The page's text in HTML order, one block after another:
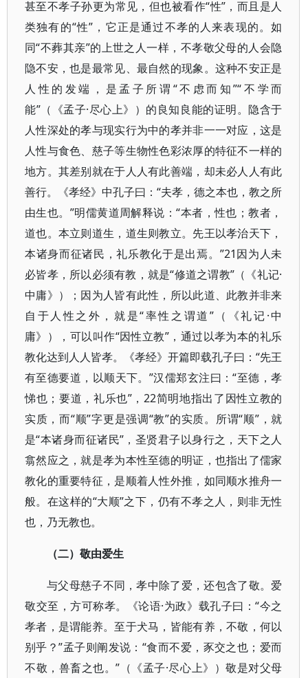
甚至不孝子孙更为常见，但也被看作“性”，而且是人
类独有的“性”，它正是通过不孝的人来表现的。如
同“不葬其亲”的上世之人一样，不孝敬父母的人会隐
隐不安，也是最常见、最自然的现象。这种不安正是
人性的发端，是孟子所谓“不虑而知”“不学而
能”（《孟子·尽心上》）的良知良能的证明。隐含于
人性深处的孝与现实行为中的孝并非一一对应，这是
人性与食色、慈子等生物性色彩浓厚的特征不一样的
地方。其差别就在于人人有此善端，却未必人人有此
善行。《孝经》中孔子曰：“夫孝，德之本也，教之所
由生也。”明儒黄道周解释说：“本者，性也；教者，
道也。本立则道生，道生则教立。先王以孝治天下，
本诸身而征诸民，礼乐教化于是出焉。”21因为人未
必皆孝，所以必须有教，就是“修道之谓教”（《礼记·
中庸》）；因为人皆有此性，所以此道、此教并非来
自于人性之外，就是“率性之谓道”（《礼记·中
庸》），可以叫作“因性立教”，通过以孝为本的礼乐
教化达到人人皆孝。《孝经》开篇即载孔子曰：“先王
有至德要道，以顺天下。”汉儒郑玄注曰：“至德，孝
悌也；要道，礼乐也”，22简明地指出了因性立教的
实质，而“顺”字更是强调“教”的实质。所谓“顺”，就
是“本诸身而征诸民”，圣贤君子以身行之，天下之人
翕然应之，就是孝为本性至德的明证，也指出了儒家
教化的重要特征，是顺着人性外推，如同顺水推舟一
般。在这样的“大顺”之下，仍有不孝之人，则非无性
也，乃无教也。
（二）敬由爱生
与父母慈子不同，孝中除了爱，还包含了敬。爱
敬交至，方可称孝。《论语·为政》载孔子曰：“今之
孝者，是谓能养。至于犬马，皆能有养，不敬，何以
别乎？”孟子则阐发说：“食而不爱，豕交之也；爱而
不敬，兽畜之也。”（《孟子·尽心上》）敬是对父母